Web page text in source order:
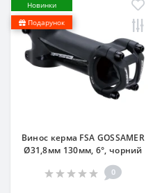
Новинки
Подарунок
Винос керма FSA GOSSAMER
Ø31,8мм 130мм, 6°, чорний
0